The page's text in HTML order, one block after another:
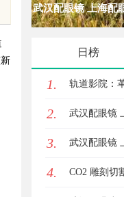
武汉配眼镜 上海
日榜
1. 轨道影院：
式
2. 武汉配眼镜
3. 武汉配眼镜
4. CO2 雕刻切